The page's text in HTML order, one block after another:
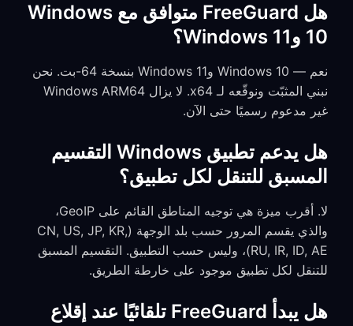
هل FreeGuard متوافق مع Windows
10 وWindows 11؟
نعم — Windows 10 وWindows 11 بنسخة 64-بت. نحن
نبني المثبّت ونوقّعه لـ x64. لا يزال Windows ARM64
غير مدعوم رسميًا حتى الآن.
هل يدعم تطبيق Windows التقسيم
المسبق للتنقل لكل تطبيق؟
لا. أقرب ميزة هي توجيه المناطق القائم على GeoIP،
والذي يقسم المرور حسب بلد الوجهة (CN, US, JP, KR,
RU, IR, ID, AE)، وليس حسب التطبيق. التقسيم المسبق
للتنقل لكل تطبيق موجود على خارطة الطريق.
هل يبدأ FreeGuard تلقائيًا عند إقلاع